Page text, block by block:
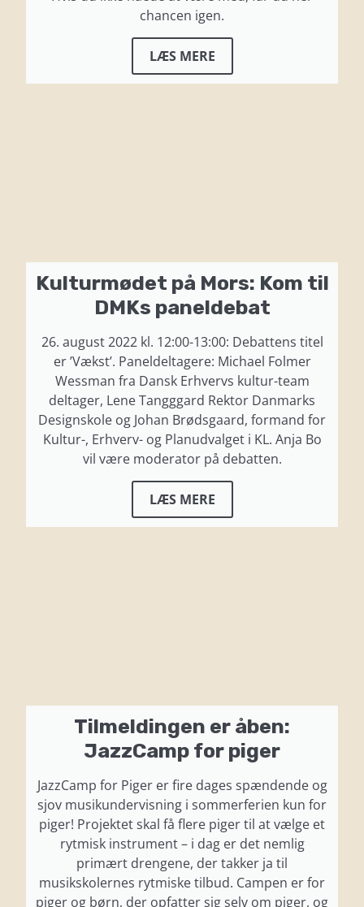
chancen igen.
LÆS MERE
Kulturmødet på Mors: Kom til
DMKs paneldebat
26. august 2022 kl. 12:00-13:00: Debattens titel
er ’Vækst’. Paneldeltagere: Michael Folmer
Wessman fra Dansk Erhvervs kultur-team
deltager, Lene Tangggard Rektor Danmarks
Designskole og Johan Brødsgaard, formand for
Kultur-, Erhverv- og Planudvalget i KL. Anja Bo
vil være moderator på debatten.
LÆS MERE
Tilmeldingen er åben:
JazzCamp for piger
JazzCamp for Piger er fire dages spændende og
sjov musikundervisning i sommerferien kun for
piger! Projektet skal få flere piger til at vælge et
rytmisk instrument – i dag er det nemlig
primært drengene, der takker ja til
musikskolernes rytmiske tilbud. Campen er for
piger og børn, der opfatter sig selv om piger, og